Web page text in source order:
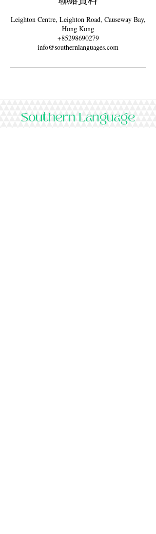
Leighton Centre, Leighton Road, Causeway Bay,
Hong Kong
+85298690279
info@southernlanguages.com
Southern Language